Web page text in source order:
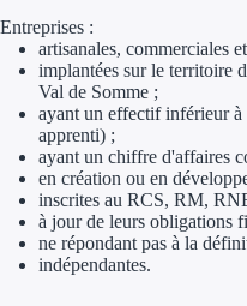
Entreprises :
artisanales, commerciales
implantées sur le territoire
Val de Somme ;
ayant un effectif inférieur
apprenti) ;
ayant un chiffre d'affaires
en création ou en
inscrites au RCS, RM,
à jour de leurs obligations
ne répondant pas à la
indépendantes.